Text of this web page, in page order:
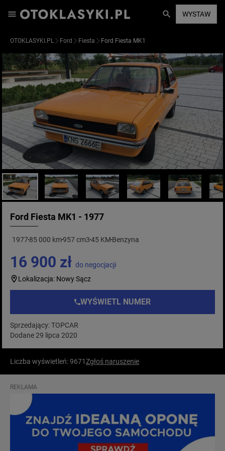
WYSTAW
OTOKLASYKI.PL Ford Fiesta Ford Fiesta MK1
Ford Fiesta MK1 - 1977
1977 85 000 km957 cm345 KM Benzyna
16 900 zł do negocjacji
Lokalizacja: Nowy Sącz
WYŚWIETL NUMER
Sprzedający: TOPCAR
Dodane 29 lipca 2020
Liczba wyświetleń: 9671Zgłoś naruszenie
REKLAMA